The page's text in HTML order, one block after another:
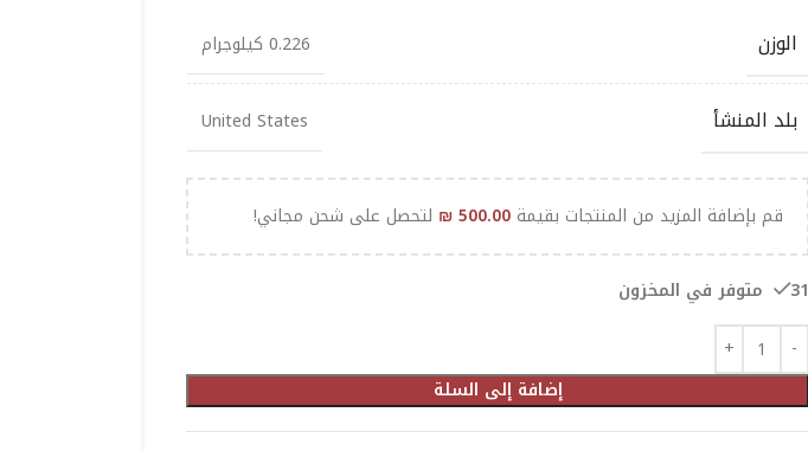
الوزن 0.226 كيلوجرام
بلد المنشأ United States
قم بإضافة المزيد من المنتجات بقيمة ₪500.00 لتحصل على شحن مجاني!
31 متوفر في المخزون
إضافة إلى السلة